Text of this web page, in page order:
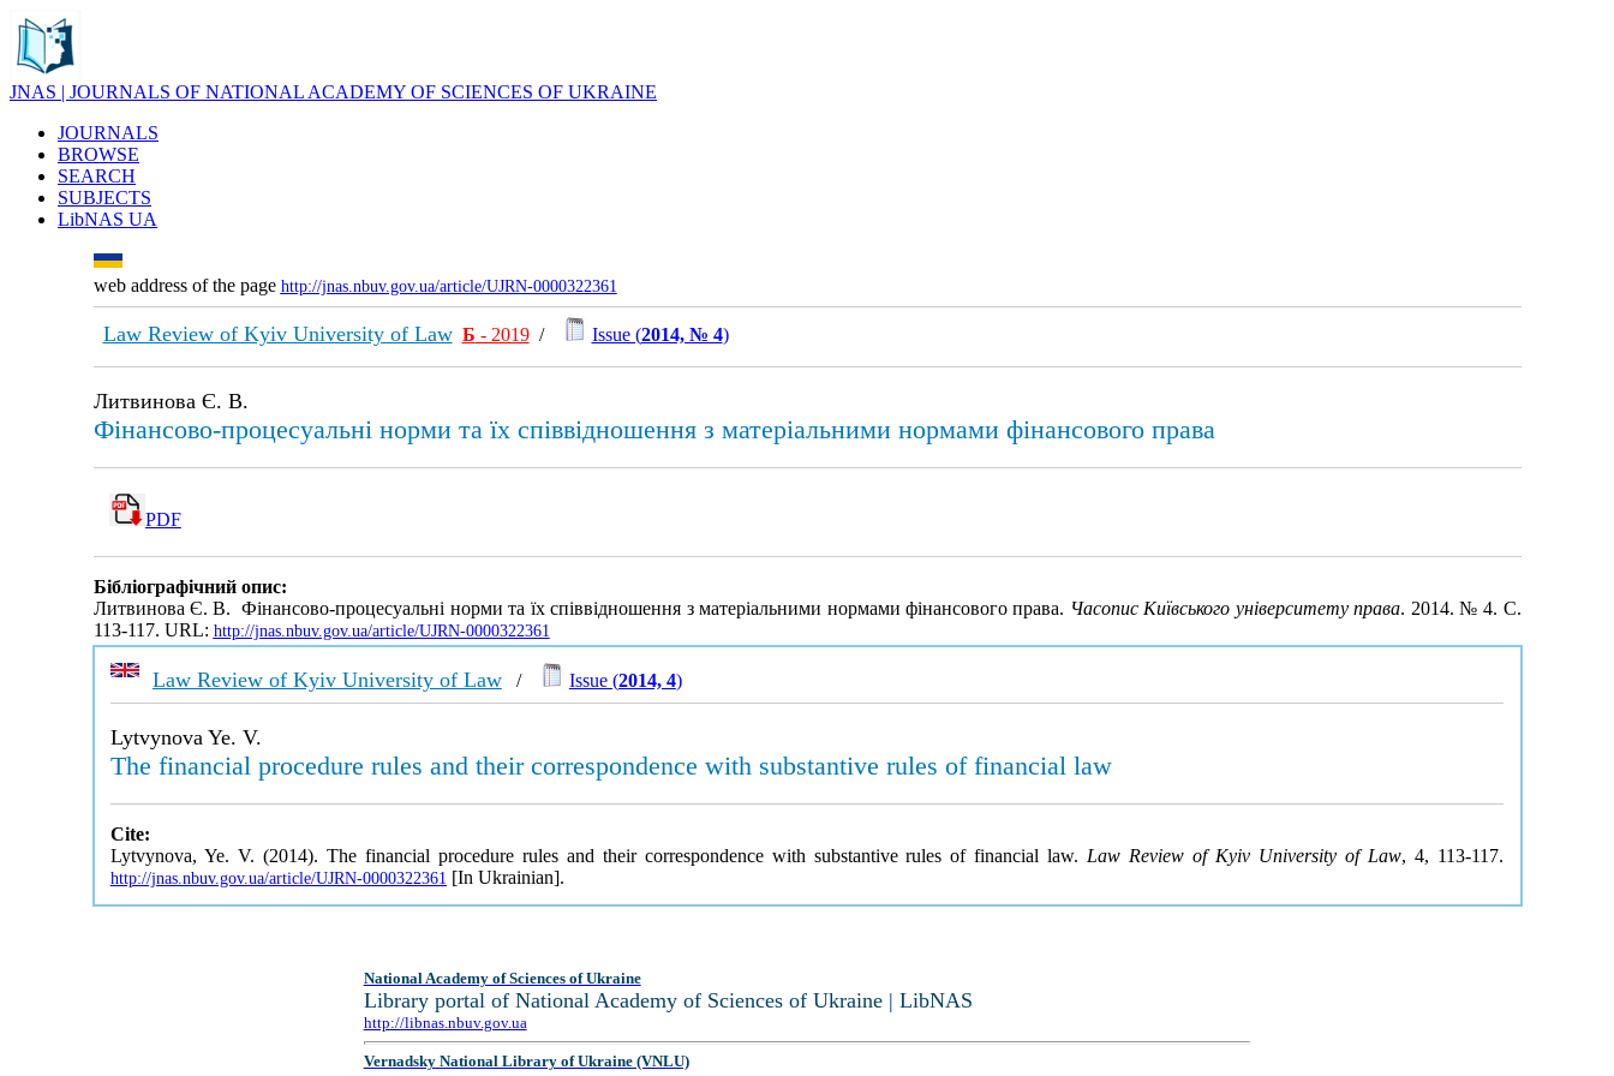
JNAS | JOURNALS OF NATIONAL ACADEMY OF SCIENCES OF UKRAINE
JOURNALS
BROWSE
SEARCH
SUBJECTS
LibNAS UA
web address of the page http://jnas.nbuv.gov.ua/article/UJRN-0000322361
Law Review of Kyiv University of Law Б - 2019/ Issue (2014, № 4)
Литвинова Є. В.
Фiнaнcoвo-прoцecуaльнi норми та їх cпiввiднoшeння з матеріальними нoрмaми фінансового права
PDF
Бібліографічний опис:
Литвинова Є. В. Фiнaнcoвo-прoцecуaльнi норми та їх cпiввiднoшeння з матеріальними нoрмaми фінансового права. Часопис Київського університету права. 2014. № 4. С.
113-117. URL: http://jnas.nbuv.gov.ua/article/UJRN-0000322361
Law Review of Kyiv University of Law/ Issue (2014, 4)
Lytvynova Ye. V.
The financial procedure rules and their correspondence with substantive rules of financial law
Cite:
Lytvynova, Ye. V. (2014). The financial procedure rules and their correspondence with substantive rules of financial law. Law Review of Kyiv University of Law, 4, 113-117.
http://jnas.nbuv.gov.ua/article/UJRN-0000322361 [In Ukrainian].
National Academy of Sciences of Ukraine
Library portal of National Academy of Sciences of Ukraine | LibNAS
http://libnas.nbuv.gov.ua
Vernadsky National Library of Ukraine (VNLU)